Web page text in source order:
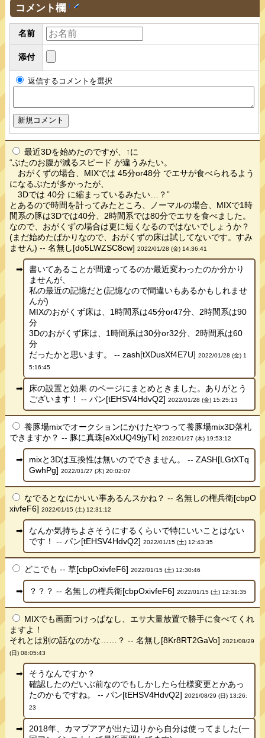
コメント欄 †
名前
添付
返信するコメントを選択
最近3Dを始めたのですが、↑に
“ぶたのお腹が減るスピード が違うみたい。
おがくずの場合、MIXでは 45分or48分 でエサが食べられるよう
になるぶたが多かったが、
3Dでは 40分 に縮まっているみたい…？”
とあるので時間を計ってみたところ、ノーマルの場合、MIXで1時
間系の豚は3Dでは40分、2時間系では80分でエサを食べました。
なので、おがくずの場合は更に短くなるのではないでしょうか？
(まだ始めたばかりなので、おがくずの床は試してないです。すみ
ません) -- 名無し[do5LWZSC8cw]2022/01/28 (金) 14:36:41
書いてあることが間違ってるのか最近変わったのか分かり
ませんが、
私の最近の記憶だと(記憶なので間違いもあるかもしれませ
んが)
MIXのおがくず床は、1時間系は45分or47分、2時間系は90
分
3Dのおがくず床は、1時間系は30分or32分、2時間系は60
分
だったかと思います。 -- zash[tXDusXf4E7U] 2022/01/28 (金) 1
5:16:45
床の設置と効果 のページにまとめときました。ありがとう
ございます！ -- パン[tEHSV4HdvQ2] 2022/01/28 (金) 15:25:13
養豚場mixでオークションにかけたやつって養豚場mix3D落札
できますか？ -- 豚に真珠[eXxUQ49jyTk]2022/01/27 (木) 19:53:12
mixと3Dは互換性は無いのでできません。 -- ZASH[LGtXTq
GwhPg] 2022/01/27 (木) 20:02:07
なでるとなにかいい事あるんスかね？ -- 名無しの権兵衛[cbpO
xivfeF6]2022/01/15 (土) 12:31:12
なんか気持ちよさそうにするくらいで特にいいことはない
です！ -- パン[tEHSV4HdvQ2] 2022/01/15 (土) 12:43:35
どこでも -- 草[cbpOxivfeF6]2022/01/15 (土) 12:30:46
？？？ -- 名無しの権兵衛[cbpOxivfeF6] 2022/01/15 (土) 12:31:35
MIXでも画面つけっぱなし、エサ大量放置で勝手に食べてくれ
ますよ！
それとは別の話なのかな……？ -- 名無し[8Kr8RT2GaVo]2021/08/29
(日) 08:05:43
そうなんですか？
確認したのだいぶ前なのでもしかしたら仕様変更とかあっ
たのかもですね。 -- パン[tEHSV4HdvQ2] 2021/08/29 (日) 13:26:
23
2018年、カマプアアが出た辺りから自分は使ってました(一